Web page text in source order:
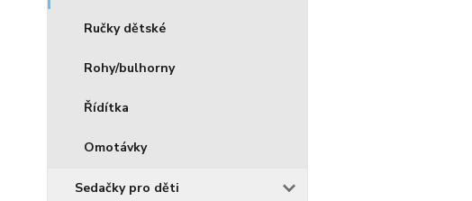
Ručky dětské
Rohy/bulhorny
Řídítka
Omotávky
Sedačky pro děti